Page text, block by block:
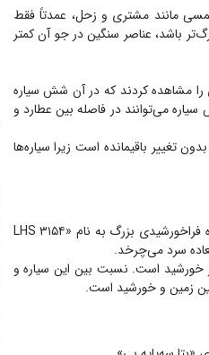
مانند مشتری و زحل، عمدتاً فقط
باشد، عناصر سنگین در جو آن کمتر
سیاره‌ای را مشاهده کردند که در آن شش سیاره
می‌توانند در فاصله بین عطارد و
تغییر باقیمانده است زیرا سیاره‌ها
در پژوهشی که تصورات دانشمندان سیاره‌شناسی را به چالش کشید، یک سیاره فراخورشیدی بزرگ به نام «LHS ۳۱۵۴
نپتون شباهت دارد، اما جرم ستاره آن ۹ برابر کمتر از خورشید است. نسبت بین این سیاره و